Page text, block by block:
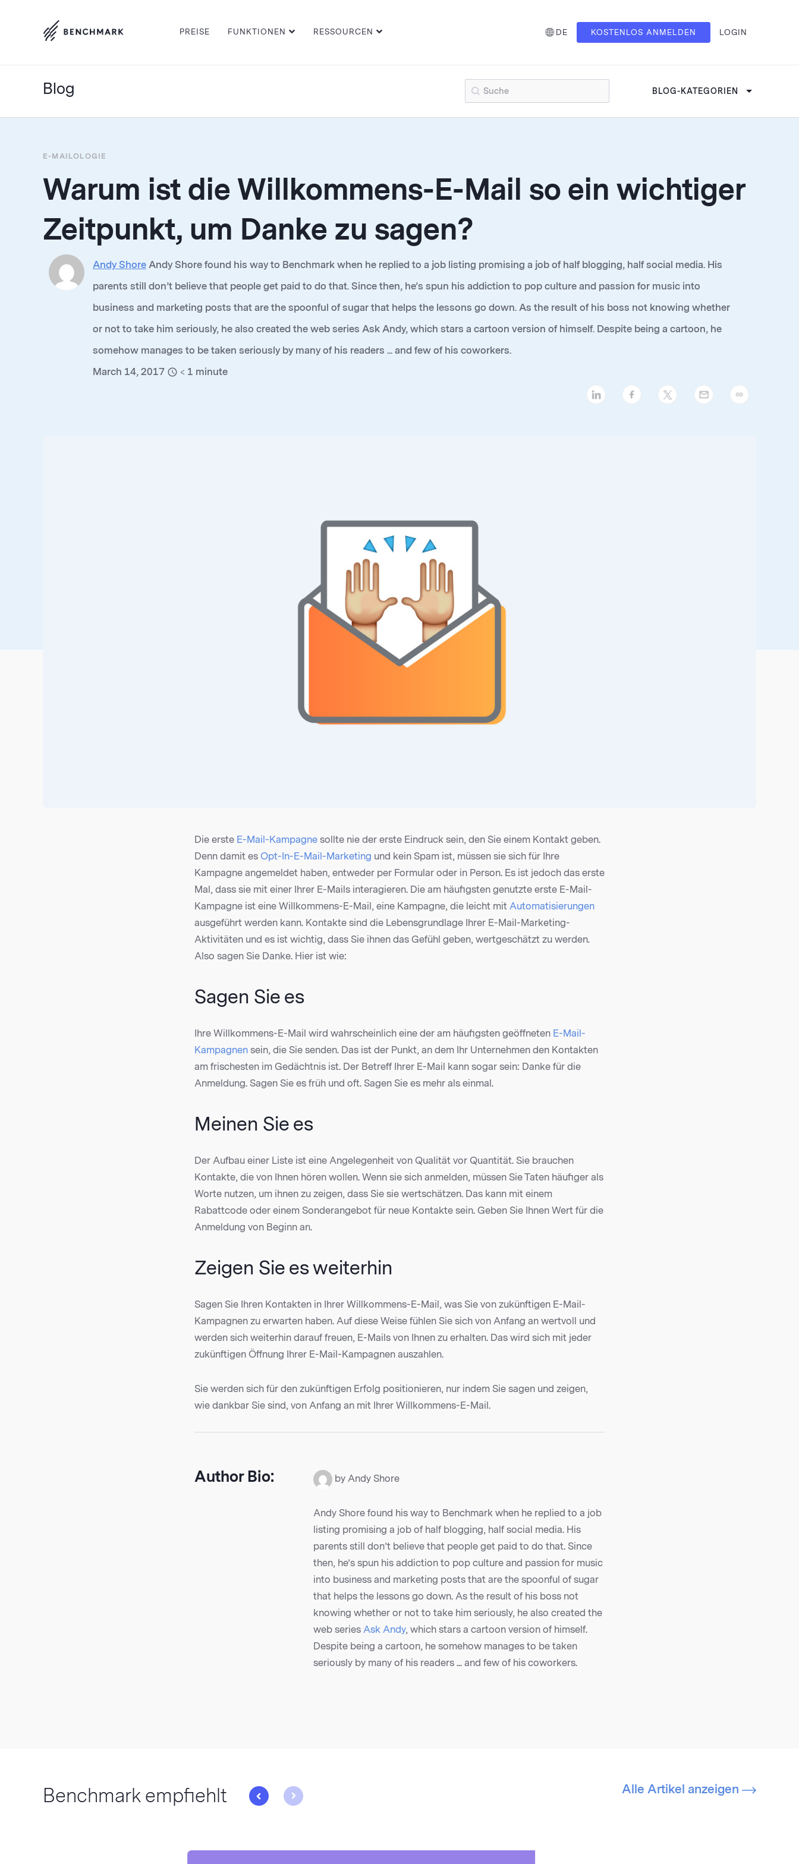
PREISE FUNKTIONEN RESSOURCEN DE KOSTENLOS ANMELDEN LOGIN
Blog BLOG-KATEGORIEN
E-MAILOLOGIE
Warum ist die Willkommens-E-Mail so ein wichtiger
Zeitpunkt, um Danke zu sagen?
Andy Shore Andy Shore found his way to Benchmark when he replied to a job listing promising a job of half blogging, half social media. His
parents still don’t believe that people get paid to do that. Since then, he’s spun his addiction to pop culture and passion for music into
business and marketing posts that are the spoonful of sugar that helps the lessons go down. As the result of his boss not knowing whether
or not to take him seriously, he also created the web series Ask Andy, which stars a cartoon version of himself. Despite being a cartoon, he
somehow manages to be taken seriously by many of his readers ... and few of his coworkers.
March 14, 2017
< 1 minute
Die erste E-Mail-Kampagne sollte nie der erste Eindruck sein, den Sie einem Kontakt geben.
Denn damit es Opt-In-E-Mail-Marketing und kein Spam ist, müssen sie sich für Ihre
Kampagne angemeldet haben, entweder per Formular oder in Person. Es ist jedoch das erste
Mal, dass sie mit einer Ihrer E-Mails interagieren. Die am häufigsten genutzte erste E-Mail-
Kampagne ist eine Willkommens-E-Mail, eine Kampagne, die leicht mit Automatisierungen
ausgeführt werden kann. Kontakte sind die Lebensgrundlage Ihrer E-Mail-Marketing-
Aktivitäten und es ist wichtig, dass Sie ihnen das Gefühl geben, wertgeschätzt zu werden.
Also sagen Sie Danke. Hier ist wie:
Sagen Sie es
Ihre Willkommens-E-Mail wird wahrscheinlich eine der am häufigsten geöffneten E-Mail-
Kampagnen sein, die Sie senden. Das ist der Punkt, an dem Ihr Unternehmen den Kontakten
am frischesten im Gedächtnis ist. Der Betreff Ihrer E-Mail kann sogar sein: Danke für die
Anmeldung. Sagen Sie es früh und oft. Sagen Sie es mehr als einmal.
Meinen Sie es
Der Aufbau einer Liste ist eine Angelegenheit von Qualität vor Quantität. Sie brauchen
Kontakte, die von Ihnen hören wollen. Wenn sie sich anmelden, müssen Sie Taten häufiger als
Worte nutzen, um ihnen zu zeigen, dass Sie sie wertschätzen. Das kann mit einem
Rabattcode oder einem Sonderangebot für neue Kontakte sein. Geben Sie Ihnen Wert für die
Anmeldung von Beginn an.
Zeigen Sie es weiterhin
Sagen Sie Ihren Kontakten in Ihrer Willkommens-E-Mail, was Sie von zukünftigen E-Mail-
Kampagnen zu erwarten haben. Auf diese Weise fühlen Sie sich von Anfang an wertvoll und
werden sich weiterhin darauf freuen, E-Mails von Ihnen zu erhalten. Das wird sich mit jeder
zukünftigen Öffnung Ihrer E-Mail-Kampagnen auszahlen.
Sie werden sich für den zukünftigen Erfolg positionieren, nur indem Sie sagen und zeigen,
wie dankbar Sie sind, von Anfang an mit Ihrer Willkommens-E-Mail.
Author Bio: by Andy Shore
Andy Shore found his way to Benchmark when he replied to a job
listing promising a job of half blogging, half social media. His
parents still don’t believe that people get paid to do that. Since
then, he’s spun his addiction to pop culture and passion for music
into business and marketing posts that are the spoonful of sugar
that helps the lessons go down. As the result of his boss not
knowing whether or not to take him seriously, he also created the
web series Ask Andy, which stars a cartoon version of himself.
Despite being a cartoon, he somehow manages to be taken
seriously by many of his readers ... and few of his coworkers.
Benchmark empfiehlt Alle Artikel anzeigen